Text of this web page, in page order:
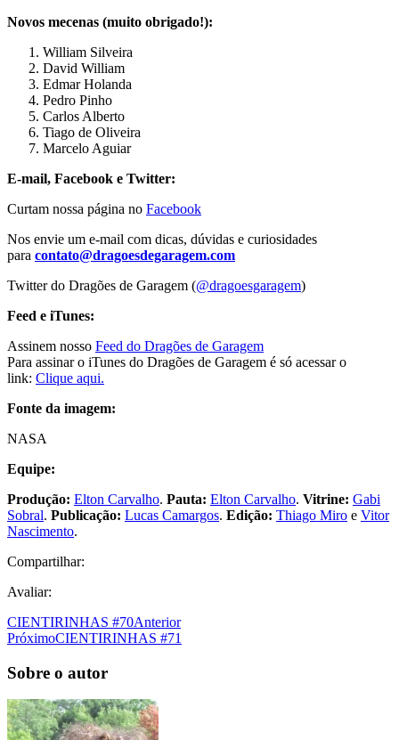
Novos mecenas (muito obrigado!):
William Silveira
David William
Edmar Holanda
Pedro Pinho
Carlos Alberto
Tiago de Oliveira
Marcelo Aguiar
E-mail, Facebook e Twitter:
Curtam nossa página no Facebook
Nos envie um e-mail com dicas, dúvidas e curiosidades
para contato@dragoesdegaragem.com
Twitter do Dragões de Garagem (@dragoesgaragem)
Feed e iTunes:
Assinem nosso Feed do Dragões de Garagem
Para assinar o iTunes do Dragões de Garagem é só acessar o
link: Clique aqui.
Fonte da imagem:
NASA
Equipe:
Produção: Elton Carvalho. Pauta: Elton Carvalho. Vitrine: Gabi
Sobral. Publicação: Lucas Camargos. Edição: Thiago Miro e Vitor
Nascimento.
Compartilhar:
Avaliar:
CIENTIRINHAS #70Anterior
PróximoCIENTIRINHAS #71
Sobre o autor